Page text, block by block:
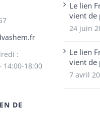
:
14:00-18:00
DE
Le lien
vient de
24 juin
Le lien
vient de
7 avril